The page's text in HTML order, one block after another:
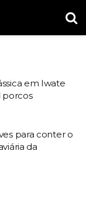
em Iwate
porcos
para conter o
da